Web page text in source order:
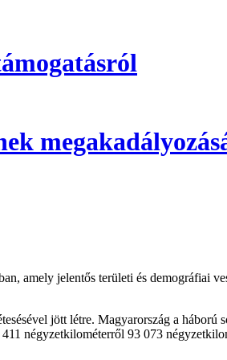
amely jelentős területi és demográfiai
jött létre. Magyarország a háború
négyzetkilométerről 93 073